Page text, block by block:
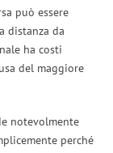
può essere
distanza da
ha costi
del maggiore
notevolmente
perché